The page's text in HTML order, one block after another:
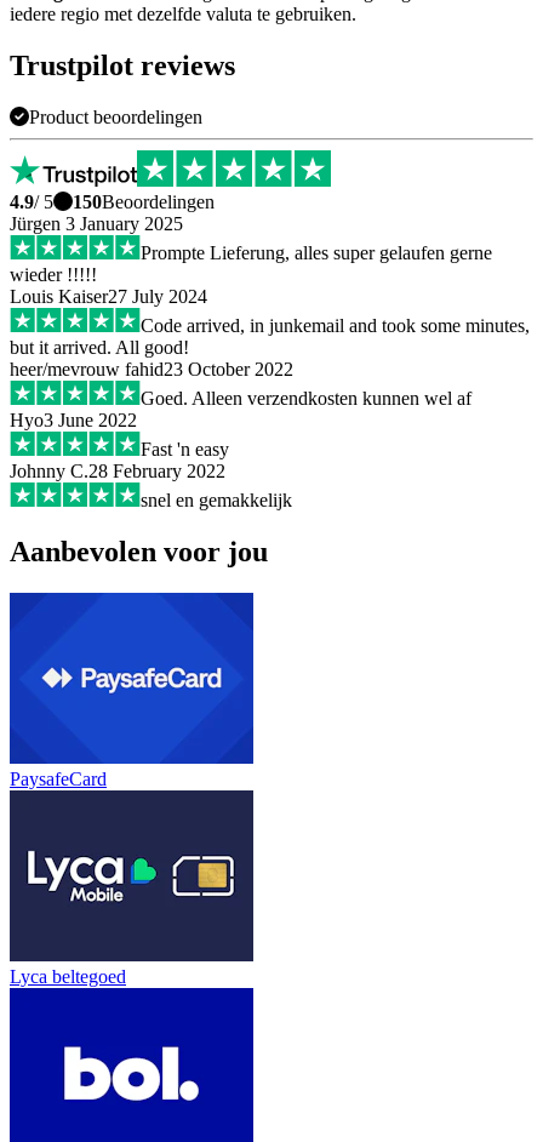
iedere regio met dezelfde valuta te gebruiken.
Trustpilot reviews
Product beoordelingen
4.9/ 5 150Beoordelingen
Jürgen 3 January 2025
Prompte Lieferung, alles super gelaufen gerne
wieder !!!!!
Louis Kaiser27 July 2024
Code arrived, in junkemail and took some minutes,
but it arrived. All good!
heer/mevrouw fahid23 October 2022
Goed. Alleen verzendkosten kunnen wel af
Hyo3 June 2022
Fast 'n easy
Johnny C.28 February 2022
snel en gemakkelijk
Aanbevolen voor jou
PaysafeCard
Lyca beltegoed